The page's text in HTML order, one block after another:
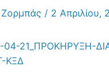
/ 2 Απριλίου,
04-21_ΠΡΟΚΗΡΥΞΗ-
ΚΞΔ